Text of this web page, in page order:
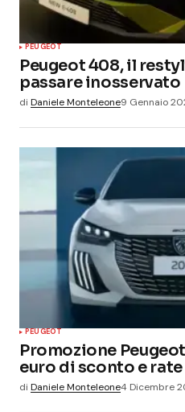
PEUGEOT
Peugeot 408, il
passare inosservato
di Daniele Monteleone9 Gennaio
PEUGEOT
Promozione
euro di sconto e
di Daniele Monteleone4 Dicembre